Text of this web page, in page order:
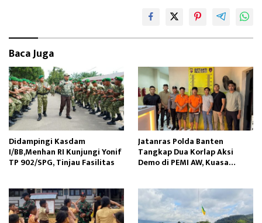
k o
n
Baca Juga
Didampingi Kasdam
I/BB,Menhan RI Kunjungi Yonif
TP 902/SPG, Tinjau Fasilitas
Jatanras Polda Banten
Tangkap Dua Korlap Aksi
Demo di PEMI AW, Kuasa